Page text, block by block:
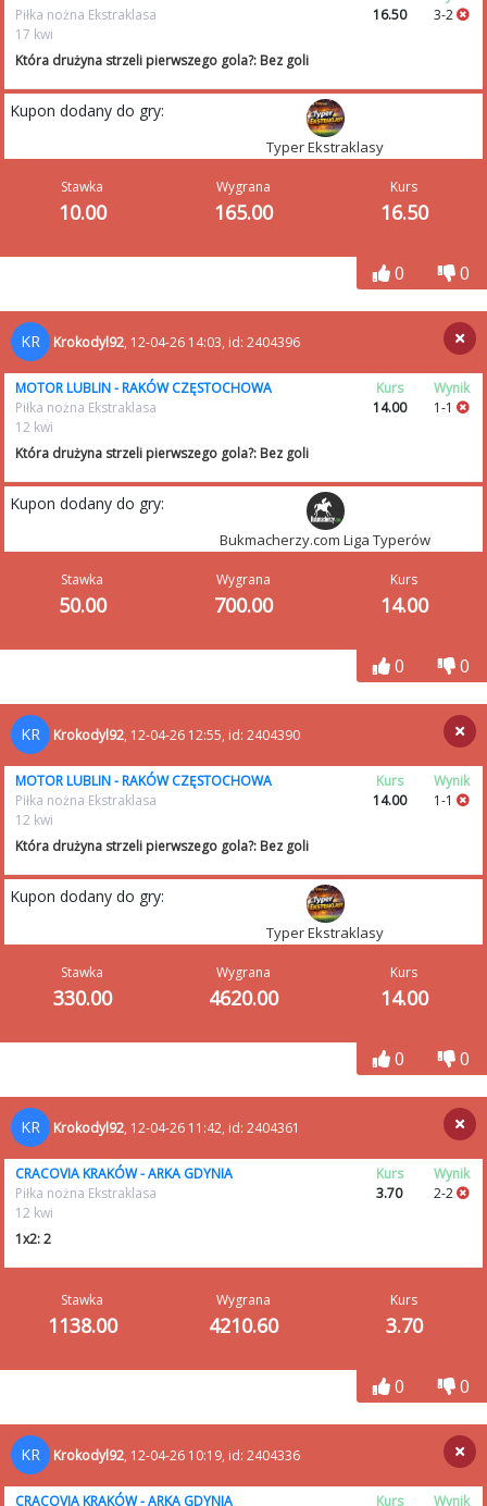
Piłka nożna Ekstraklasa
17 kwi
Która drużyna strzeli pierwszego gola?: Bez goli
16.50
3-2
Kupon dodany do gry:
Typer Ekstraklasy
Stawka
10.00
Wygrana
165.00
Kurs
16.50
0 0
KR Krokodyl92, 12-04-26 14:03, id: 2404396
MOTOR LUBLIN - RAKÓW CZĘSTOCHOWA
Piłka nożna Ekstraklasa
12 kwi
Która drużyna strzeli pierwszego gola?: Bez goli
Kurs
14.00
Wynik
1-1
Kupon dodany do gry:
Bukmacherzy.com Liga Typerów
Stawka
50.00
Wygrana
700.00
Kurs
14.00
0 0
KR Krokodyl92, 12-04-26 12:55, id: 2404390
MOTOR LUBLIN - RAKÓW CZĘSTOCHOWA
Piłka nożna Ekstraklasa
12 kwi
Która drużyna strzeli pierwszego gola?: Bez goli
Kurs
14.00
Wynik
1-1
Kupon dodany do gry:
Typer Ekstraklasy
Stawka
330.00
Wygrana
4620.00
Kurs
14.00
0 0
KR Krokodyl92, 12-04-26 11:42, id: 2404361
CRACOVIA KRAKÓW - ARKA GDYNIA
Piłka nożna Ekstraklasa
12 kwi
1x2: 2
Kurs
3.70
Wynik
2-2
Stawka
1138.00
Wygrana
4210.60
Kurs
3.70
0 0
KR Krokodyl92, 12-04-26 10:19, id: 2404336
CRACOVIA KRAKÓW - ARKA GDYNIA Kurs Wynik